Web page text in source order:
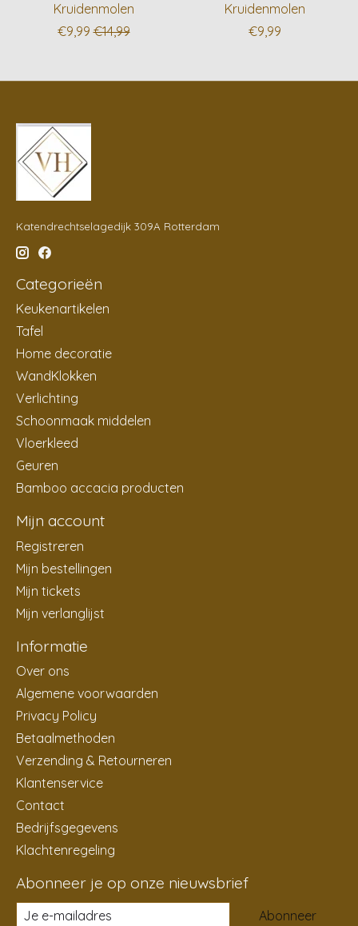
Kruidenmolen
€9,99 €14,99
Kruidenmolen
€9,99
Katendrechtselagedijk 309A Rotterdam
Categorieën
Keukenartikelen
Tafel
Home decoratie
WandKlokken
Verlichting
Schoonmaak middelen
Vloerkleed
Geuren
Bamboo accacia producten
Mijn account
Registreren
Mijn bestellingen
Mijn tickets
Mijn verlanglijst
Informatie
Over ons
Algemene voorwaarden
Privacy Policy
Betaalmethoden
Verzending & Retourneren
Klantenservice
Contact
Bedrijfsgegevens
Klachtenregeling
Abonneer je op onze nieuwsbrief
Abonneer